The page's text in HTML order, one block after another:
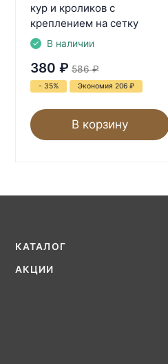
кур и кроликов с
креплением на сетку
В наличии
380 ₽ 586 ₽
- 35% Экономия 206 ₽
В корзину
КАТАЛОГ
АКЦИИ